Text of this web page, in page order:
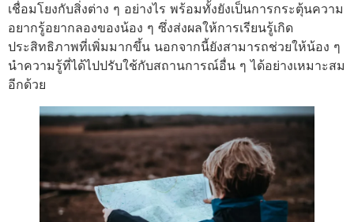
เชื่อมโยงกับสิ่งต่าง ๆ อย่างไร พร้อมทั้งยังเป็นการกระตุ้นความ
อยากรู้อยากลองของน้อง ๆ ซึ่งส่งผลให้การเรียนรู้เกิด
ประสิทธิภาพที่เพิ่มมากขึ้น นอกจากนี้ยังสามารถช่วยให้น้อง ๆ
นำความรู้ที่ได้ไปปรับใช้กับสถานการณ์อื่น ๆ ได้อย่างเหมาะสม
อีกด้วย